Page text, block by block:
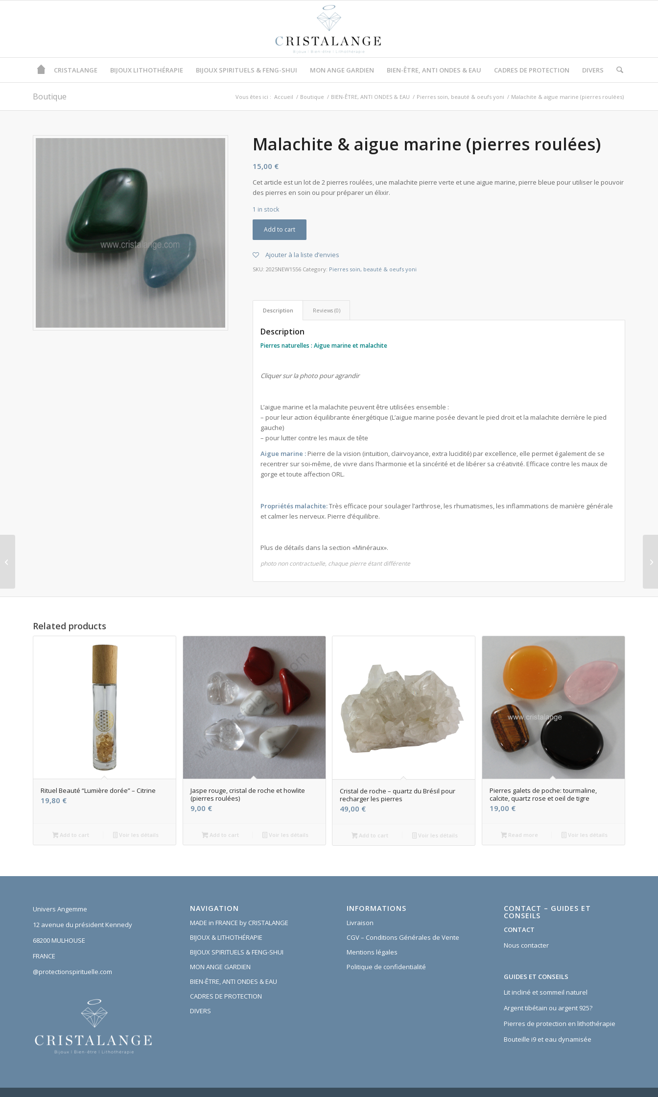
CRISTALANGE BIJOUX LITHOTHÉRAPIE BIJOUX SPIRITUELS & FENG-SHUI MON ANGE GARDIEN BIEN-ÊTRE, ANTI ONDES & EAU CADRES DE PROTECTION DIVERS
Boutique Vous êtes ici : Accueil / Boutique / BIEN-ÊTRE, ANTI ONDES & EAU / Pierres soin, beauté & oeufs yoni / Malachite & aigue marine (pierres roulées)
Malachite & aigue marine (pierres roulées)
15,00 €
Cet article est un lot de 2 pierres roulées, une malachite pierre verte et une aigue marine, pierre bleue pour utiliser le pouvoir
des pierres en soin ou pour préparer un élixir.
1 in stock
Add to cart
Ajouter à la liste d’envies
SKU:2025NEW1556 Category: Pierres soin, beauté & oeufs yoni
Description Reviews (0)
Description
Pierres naturelles : Aigue marine et malachite
Cliquer sur la photo pour agrandir
L’aigue marine et la malachite peuvent être utilisées ensemble :
– pour leur action équilibrante énergétique (L’aigue marine posée devant le pied droit et la malachite derrière le pied
gauche)
– pour lutter contre les maux de tête
Aigue marine : Pierre de la vision (intuition, clairvoyance, extra lucidité) par excellence, elle permet également de se
recentrer sur soi-même, de vivre dans l’harmonie et la sincérité et de libérer sa créativité. Efficace contre les maux de
gorge et toute affection ORL.
Propriétés malachite:Très efficace pour soulager l’arthrose, les rhumatismes, les inflammations de manière générale
et calmer les nerveux. Pierre d’équilibre.
Plus de détails dans la section «Minéraux».
photo non contractuelle, chaque pierre étant différente
Related products
Rituel Beauté “Lumière dorée” – Citrine
19,80 €
Add to cart Voir les détails
Jaspe rouge, cristal de roche et howlite
(pierres roulées)
9,00 €
Add to cart Voir les détails
Cristal de roche – quartz du Brésil pour
recharger les pierres
49,00 €
Add to cart Voir les détails
Pierres galets de poche: tourmaline,
calcite, quartz rose et oeil de tigre
19,00 €
Read more Voir les détails
Univers Angemme
12 avenue du président Kennedy
68200 MULHOUSE
FRANCE
@protectionspirituelle.com
NAVIGATION
MADE in FRANCE by CRISTALANGE
BIJOUX & LITHOTHÉRAPIE
BIJOUX SPIRITUELS & FENG-SHUI
MON ANGE GARDIEN
BIEN-ÊTRE, ANTI ONDES & EAU
CADRES DE PROTECTION
DIVERS
INFORMATIONS
Livraison
CGV – Conditions Générales de Vente
Mentions légales
Politique de confidentialité
CONTACT – GUIDES ET
CONSEILS
CONTACT
Nous contacter
GUIDES ET CONSEILS
Lit incliné et sommeil naturel
Argent tibétain ou argent 925?
Pierres de protection en lithothérapie
Bouteille i9 et eau dynamisée